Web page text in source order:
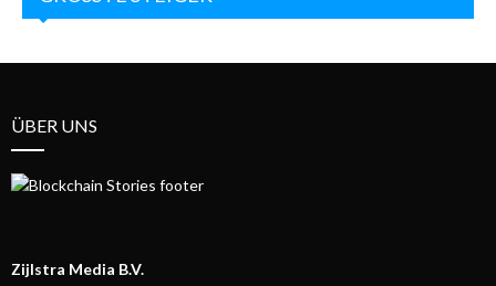
ÜBER UNS
Zijlstra Media B.V.